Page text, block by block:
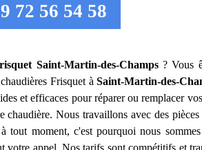
72 56 54 58
Saint-Martin-des-Champs? Vous
Frisquet àSaint-Martin-des-
et efficaces pour réparer ou remplacer
Nous travaillons avec des
tout moment, c'est pourquoi nous
appel. Nos tarifs sont compétitifs et